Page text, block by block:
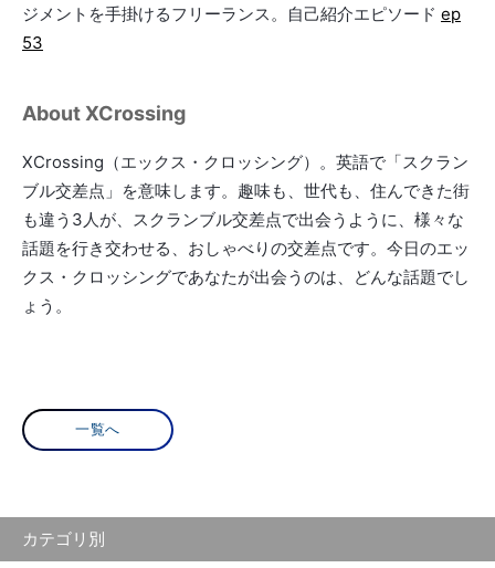
ジメントを手掛けるフリーランス。自己紹介エピソード ep
53
About XCrossing
XCrossing（エックス・クロッシング）。英語で「スクラン
ブル交差点」を意味します。趣味も、世代も、住んできた街
も違う3人が、スクランブル交差点で出会うように、様々な
話題を行き交わせる、おしゃべりの交差点です。今日のエッ
クス・クロッシングであなたが出会うのは、どんな話題でし
ょう。
一覧へ
カテゴリ別